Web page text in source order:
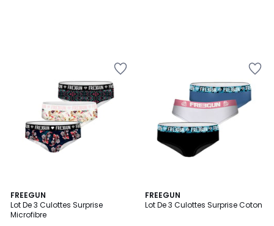
FREEGUN
Lot De 3 Culottes Surprise
Microfibre
FREEGUN
Lot De 3 Culottes Surprise Coton